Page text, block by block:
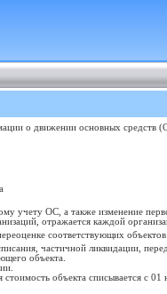
о движении основных средств
учету ОС, а также изменение
отражается каждой
соответствующих
частичной ликвидации,
объекта.
объекта списывается с 01